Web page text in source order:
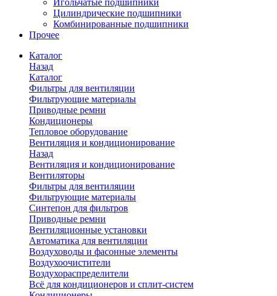
Игольчатые подшипники
Цилиндрические подшипники
Комбинированные подшипники
Прочее
Каталог
Назад
Каталог
Фильтры для вентиляции
Фильтрующие материалы
Приводные ремни
Кондиционеры
Тепловое оборудование
Вентиляция и кондиционирование
Назад
Вентиляция и кондиционирование
Вентиляторы
Фильтры для вентиляции
Фильтрующие материалы
Синтепон для фильтров
Приводные ремни
Вентиляционные установки
Автоматика для вентиляции
Воздуховоды и фасонные элементы
Воздухоочистители
Воздухораспределители
Всё для кондиционеров и сплит-систем